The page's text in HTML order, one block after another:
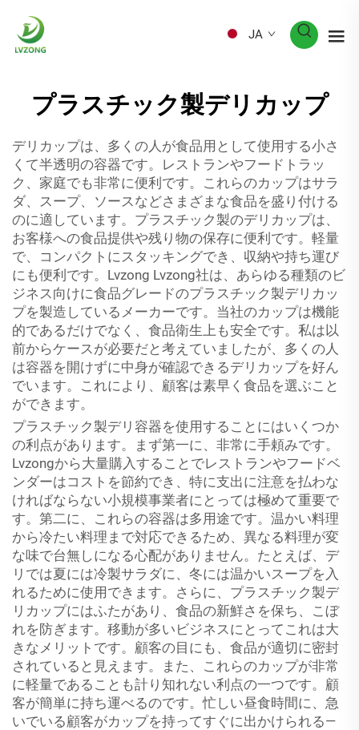
JA
プラスチック製デリカップ
デリカップは、多くの人が食品用として使用する小さ
くて半透明の容器です。レストランやフードトラッ
ク、家庭でも非常に便利です。これらのカップはサラ
ダ、スープ、ソースなどさまざまな食品を盛り付ける
のに適しています。プラスチック製のデリカップは、
お客様への食品提供や残り物の保存に便利です。軽量
で、コンパクトにスタッキングでき、収納や持ち運び
にも便利です。Lvzong Lvzong社は、あらゆる種類のビ
ジネス向けに食品グレードのプラスチック製デリカッ
プを製造しているメーカーです。当社のカップは機能
的であるだけでなく、食品衛生上も安全です。私は以
前からケースが必要だと考えていましたが、多くの人
は容器を開けずに中身が確認できるデリカップを好ん
でいます。これにより、顧客は素早く食品を選ぶこと
ができます。
プラスチック製デリ容器を使用することにはいくつか
の利点があります。まず第一に、非常に手頼みです。
Lvzongから大量購入することでレストランやフードベ
ンダーはコストを節約でき、特に支出に注意を払わな
ければならない小規模事業者にとっては極めて重要で
す。第二に、これらの容器は多用途です。温かい料理
から冷たい料理まで対応できるため、異なる料理が変
な味で台無しになる心配がありません。たとえば、デ
リでは夏には冷製サラダに、冬には温かいスープを入
れるために使用できます。さらに、プラスチック製デ
リカップにはふたがあり、食品の新鮮さを保ち、こぼ
れを防ぎます。移動が多いビジネスにとってこれは大
きなメリットです。顧客の目にも、食品が適切に密封
されていると見えます。また、これらのカップが非常
に軽量であることも計り知れない利点の一つです。顧
客が簡単に持ち運べるのです。忙しい昼食時間に、急
いでいる顧客がカップを持ってすぐに出かけられる—